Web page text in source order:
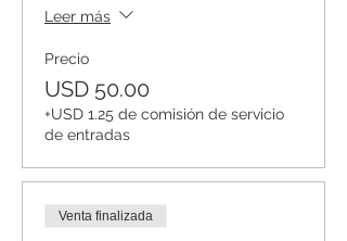
Leer más
Precio
USD 50.00
+USD 1.25 de comisión de servicio
de entradas
Venta finalizada